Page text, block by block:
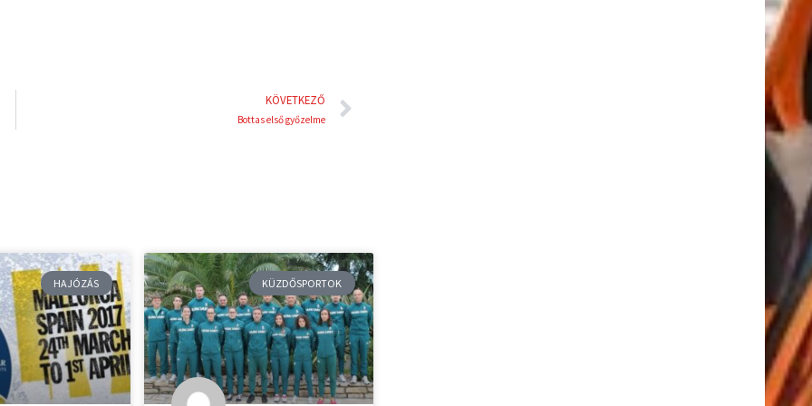
KÖVETKEZŐ
Bottas első győzelme
HAJÓZÁS KÜZDŐSPORTOK